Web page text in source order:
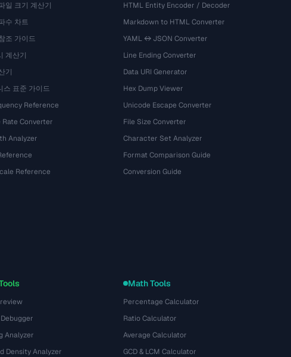
일 크기 계산기
수 차트
조 가이드
계산기
기
스 표준 가이드
Reference
Rate Converter
Analyzer
Reference
HTML Entity Encoder / Decoder
Markdown to HTML Converter
YAML ↔ JSON Converter
Line Ending Converter
Data URI Generator
Hex Dump Viewer
Unicode Escape Converter
File Size Converter
Character Set Analyzer
Format Comparison Guide
Conversion Guide
Analyzer
Density Analyzer
Math Tools
Percentage Calculator
Ratio Calculator
Average Calculator
GCD & LCM Calculator